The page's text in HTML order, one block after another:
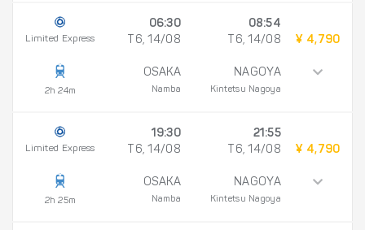
Limited Express
2h 24m
06:30
T6, 14/08
OSAKA
Namba
08:54
T6, 14/08
NAGOYA
Kintetsu Nagoya
¥ 4,790
Limited Express
2h 25m
19:30
T6, 14/08
OSAKA
Namba
21:55
T6, 14/08
NAGOYA
Kintetsu Nagoya
¥ 4,790